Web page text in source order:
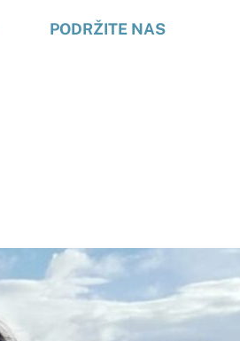
PODRŽITE NAS